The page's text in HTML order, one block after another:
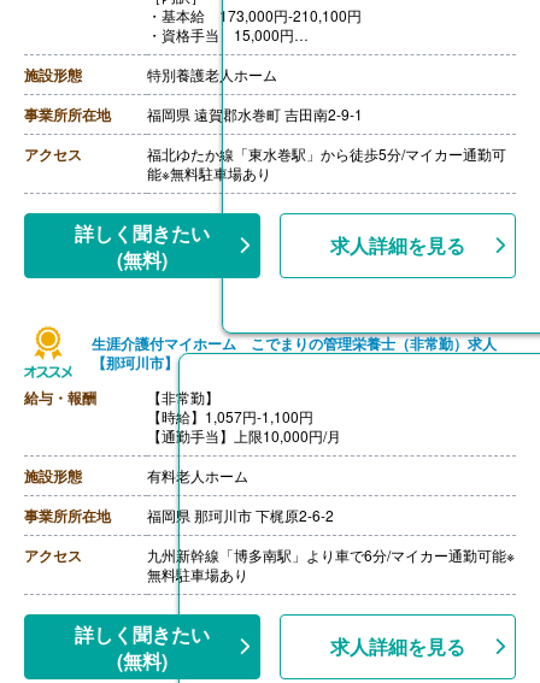
・基本給 173,000円-210,100円
・資格手当 15,000円
［その他手当］
・役職手当 15,000円
・特別責任手当 25,000円
・早出手当 1,200円/回
・住宅手当 最大27,000円
・扶養手当 配偶者16,000円、子供55,000円-10,500円※
人数により加算
・職位手当
【通勤手当】あり（上限50,000円/月）
【昇給】あり（1月あたり1,500円-4,500円）※前年度実
績
【退職金】あり※勤続3.5年以上、退職金共済加入
施設形態 特別養護老人ホーム
事業所所在地 福岡県 遠賀郡水巻町 吉田南2-9-1
アクセス
福北ゆたか線「東水巻駅」から徒歩5分/マイカー通勤可
能※無料駐車場あり
詳しく聞きたい
(無料)
求人詳細を見る
生涯介護付マイホーム こでまりの管理栄養士（非常勤）求人
【那珂川市】
給与・報酬
【非常勤】
【時給】1,057円-1,100円
【通勤手当】上限10,000円/月
施設形態 有料老人ホーム
事業所所在地 福岡県 那珂川市 下梶原2-6-2
アクセス
九州新幹線「博多南駅」より車で6分/マイカー通勤可能※
無料駐車場あり
詳しく聞きたい
(無料)
求人詳細を見る